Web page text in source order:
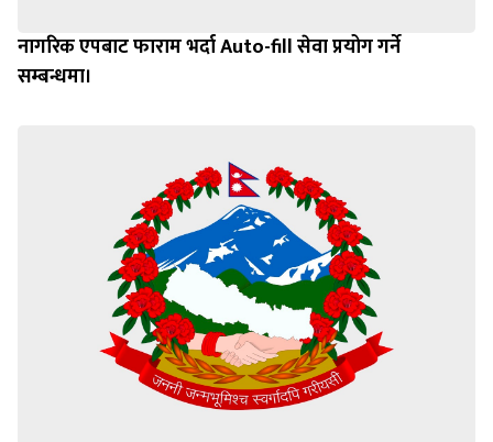
नागरिक एपबाट फाराम भर्दा Auto-fill सेवा प्रयोग गर्ने
सम्बन्धमा।